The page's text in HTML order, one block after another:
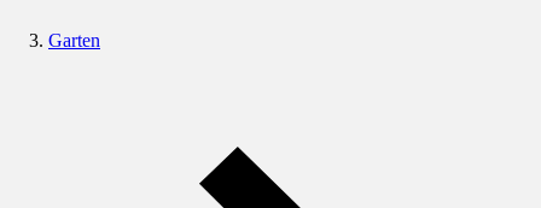
Garten